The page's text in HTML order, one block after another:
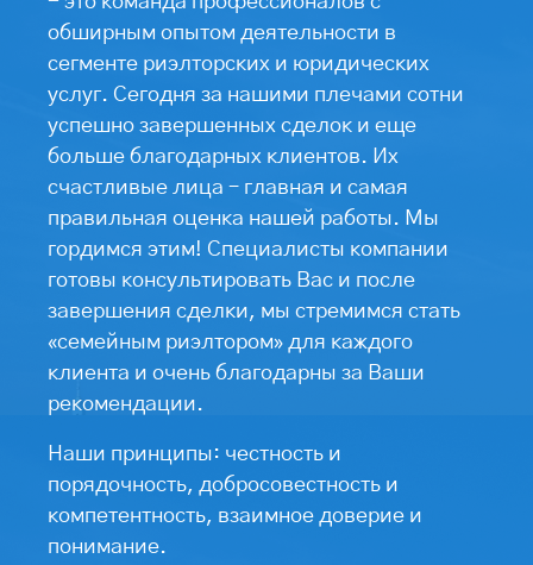
обширным опытом деятельности в
сегменте риэлторских и юридических
услуг. Сегодня за нашими плечами сотни
успешно завершенных сделок и еще
больше благодарных клиентов. Их
счастливые лица – главная и самая
правильная оценка нашей работы. Мы
гордимся этим! Специалисты компании
готовы консультировать Вас и после
завершения сделки, мы стремимся стать
«семейным риэлтором» для каждого
клиента и очень благодарны за Ваши
рекомендации.
Наши принципы: честность и
порядочность, добросовестность и
компетентность, взаимное доверие и
понимание.